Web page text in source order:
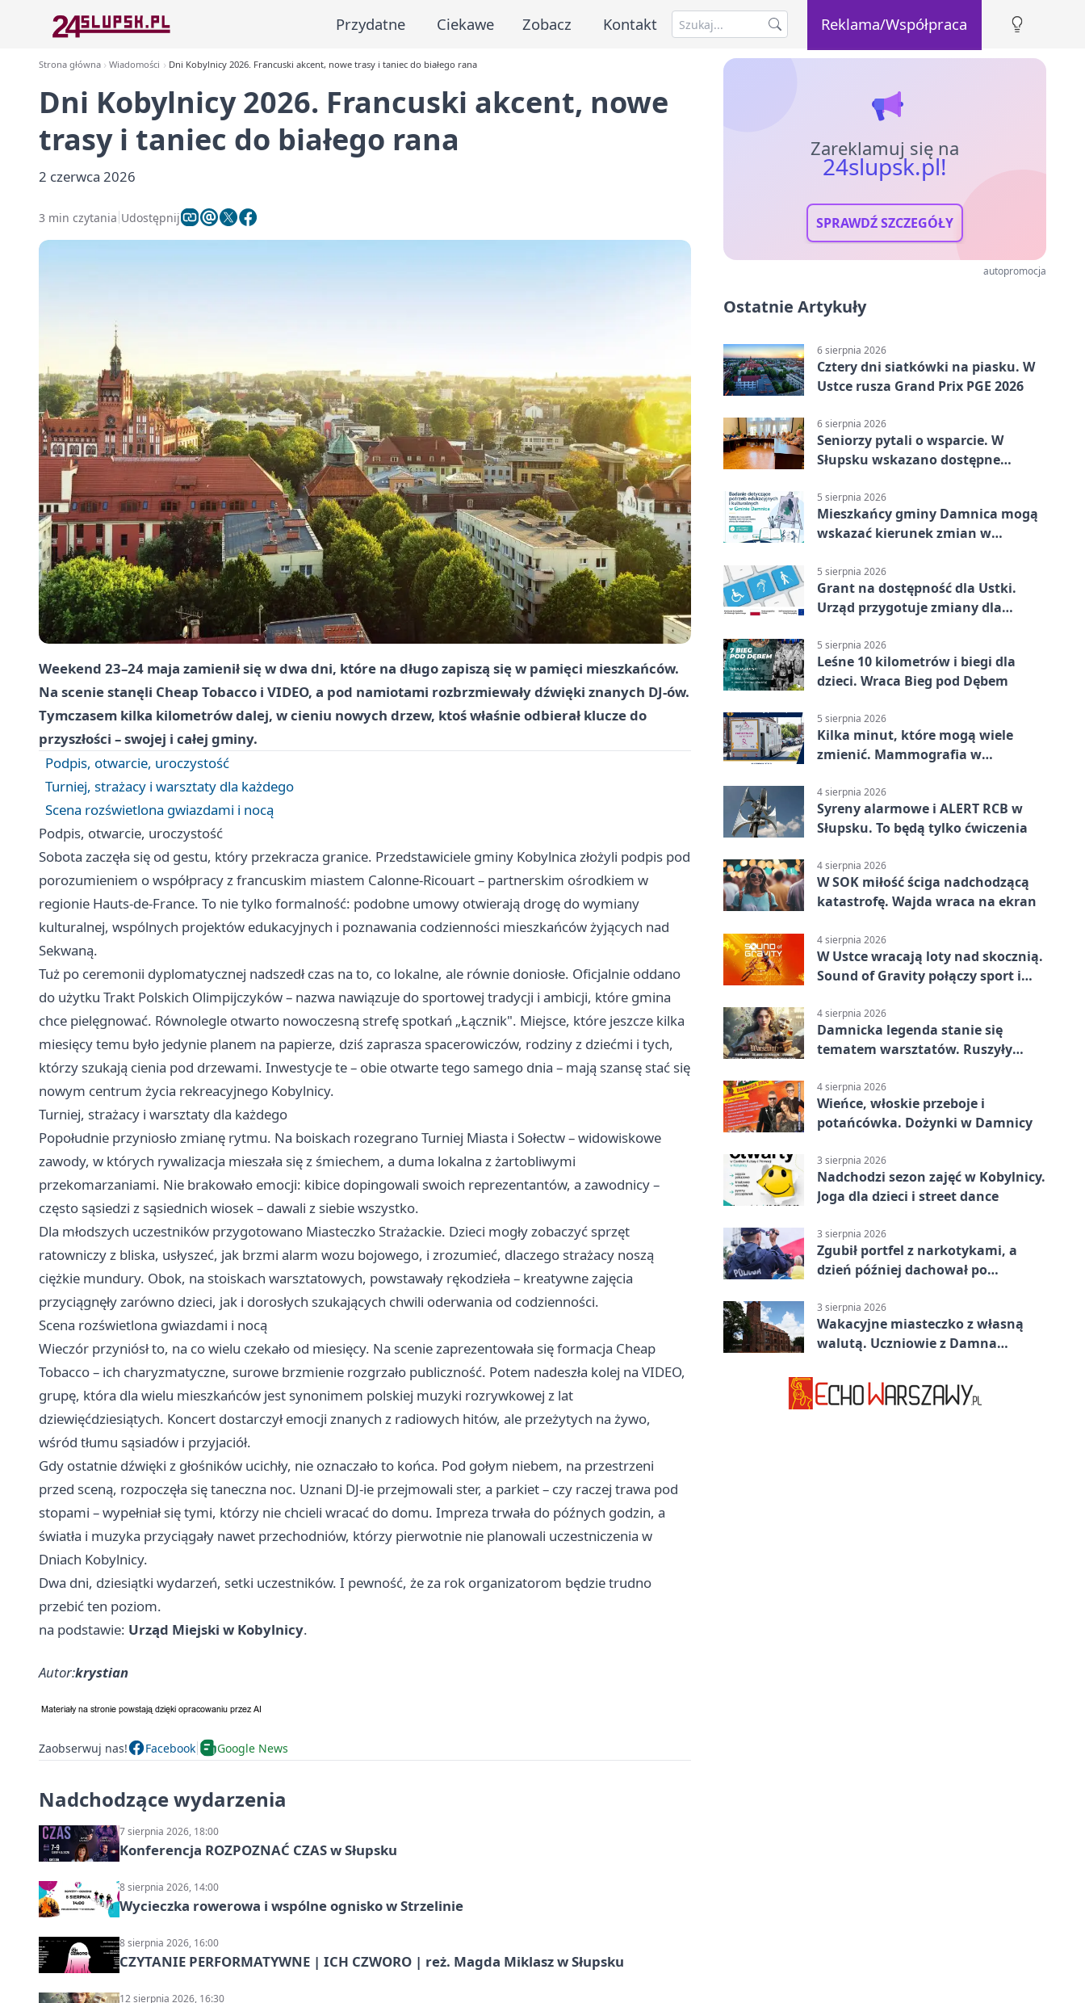
Przydatne Ciekawe Zobacz Kontakt Reklama/Współpraca
Strona główna Wiadomości Dni Kobylnicy 2026. Francuski akcent, nowe trasy i taniec do białego rana
Dni Kobylnicy 2026. Francuski akcent, nowe
trasy i taniec do białego rana
2 czerwca 2026
3 min czytania Udostępnij
Weekend 23–24 maja zamienił się w dwa dni, które na długo zapiszą się w pamięci mieszkańców.
Na scenie stanęli Cheap Tobacco i VIDEO, a pod namiotami rozbrzmiewały dźwięki znanych DJ-ów.
Tymczasem kilka kilometrów dalej, w cieniu nowych drzew, ktoś właśnie odbierał klucze do
przyszłości – swojej i całej gminy.
Podpis, otwarcie, uroczystość
Turniej, strażacy i warsztaty dla każdego
Scena rozświetlona gwiazdami i nocą
Podpis, otwarcie, uroczystość
Sobota zaczęła się od gestu, który przekracza granice. Przedstawiciele gminy Kobylnica złożyli podpis pod
porozumieniem o współpracy z francuskim miastem Calonne-Ricouart – partnerskim ośrodkiem w
regionie Hauts-de-France. To nie tylko formalność: podobne umowy otwierają drogę do wymiany
kulturalnej, wspólnych projektów edukacyjnych i poznawania codzienności mieszkańców żyjących nad
Sekwaną.
Tuż po ceremonii dyplomatycznej nadszedł czas na to, co lokalne, ale równie doniosłe. Oficjalnie oddano
do użytku Trakt Polskich Olimpijczyków – nazwa nawiązuje do sportowej tradycji i ambicji, które gmina
chce pielęgnować. Równolegle otwarto nowoczesną strefę spotkań „Łącznik". Miejsce, które jeszcze kilka
miesięcy temu było jedynie planem na papierze, dziś zaprasza spacerowiczów, rodziny z dziećmi i tych,
którzy szukają cienia pod drzewami. Inwestycje te – obie otwarte tego samego dnia – mają szansę stać się
nowym centrum życia rekreacyjnego Kobylnicy.
Turniej, strażacy i warsztaty dla każdego
Popołudnie przyniosło zmianę rytmu. Na boiskach rozegrano Turniej Miasta i Sołectw – widowiskowe
zawody, w których rywalizacja mieszała się z śmiechem, a duma lokalna z żartobliwymi
przekomarzaniami. Nie brakowało emocji: kibice dopingowali swoich reprezentantów, a zawodnicy –
często sąsiedzi z sąsiednich wiosek – dawali z siebie wszystko.
Dla młodszych uczestników przygotowano Miasteczko Strażackie. Dzieci mogły zobaczyć sprzęt
ratowniczy z bliska, usłyszeć, jak brzmi alarm wozu bojowego, i zrozumieć, dlaczego strażacy noszą
ciężkie mundury. Obok, na stoiskach warsztatowych, powstawały rękodzieła – kreatywne zajęcia
przyciągnęły zarówno dzieci, jak i dorosłych szukających chwili oderwania od codzienności.
Scena rozświetlona gwiazdami i nocą
Wieczór przyniósł to, na co wielu czekało od miesięcy. Na scenie zaprezentowała się formacja Cheap
Tobacco – ich charyzmatyczne, surowe brzmienie rozgrzało publiczność. Potem nadeszła kolej na VIDEO,
grupę, która dla wielu mieszkańców jest synonimem polskiej muzyki rozrywkowej z lat
dziewięćdziesiątych. Koncert dostarczył emocji znanych z radiowych hitów, ale przeżytych na żywo,
wśród tłumu sąsiadów i przyjaciół.
Gdy ostatnie dźwięki z głośników ucichły, nie oznaczało to końca. Pod gołym niebem, na przestrzeni
przed sceną, rozpoczęła się taneczna noc. Uznani DJ-ie przejmowali ster, a parkiet – czy raczej trawa pod
stopami – wypełniał się tymi, którzy nie chcieli wracać do domu. Impreza trwała do późnych godzin, a
światła i muzyka przyciągały nawet przechodniów, którzy pierwotnie nie planowali uczestniczenia w
Dniach Kobylnicy.
Dwa dni, dziesiątki wydarzeń, setki uczestników. I pewność, że za rok organizatorom będzie trudno
przebić ten poziom.
na podstawie: Urząd Miejski w Kobylnicy.
Autor:krystian
Zaobserwuj nas! Facebook Google News
Nadchodzące wydarzenia
7 sierpnia 2026, 18:00
Konferencja ROZPOZNAĆ CZAS w Słupsku
8 sierpnia 2026, 14:00
Wycieczka rowerowa i wspólne ognisko w Strzelinie
8 sierpnia 2026, 16:00
CZYTANIE PERFORMATYWNE | ICH CZWORO | reż. Magda Miklasz w Słupsku
12 sierpnia 2026, 16:30
Zareklamuj się na
24slupsk.pl!
SPRAWDŹ SZCZEGÓŁY
autopromocja
Ostatnie Artykuły
6 sierpnia 2026
Cztery dni siatkówki na piasku. W
Ustce rusza Grand Prix PGE 2026
6 sierpnia 2026
Seniorzy pytali o wsparcie. W
Słupsku wskazano dostępne
5 sierpnia 2026
Mieszkańcy gminy Damnica mogą
wskazać kierunek zmian w
5 sierpnia 2026
Grant na dostępność dla Ustki.
Urząd przygotuje zmiany dla
5 sierpnia 2026
Leśne 10 kilometrów i biegi dla
dzieci. Wraca Bieg pod Dębem
5 sierpnia 2026
Kilka minut, które mogą wiele
zmienić. Mammografia w
4 sierpnia 2026
Syreny alarmowe i ALERT RCB w
Słupsku. To będą tylko ćwiczenia
4 sierpnia 2026
W SOK miłość ściga nadchodzącą
katastrofę. Wajda wraca na ekran
4 sierpnia 2026
W Ustce wracają loty nad skocznią.
Sound of Gravity połączy sport i
4 sierpnia 2026
Damnicka legenda stanie się
tematem warsztatów. Ruszyły
4 sierpnia 2026
Wieńce, włoskie przeboje i
potańcówka. Dożynki w Damnicy
3 sierpnia 2026
Nadchodzi sezon zajęć w Kobylnicy.
Joga dla dzieci i street dance
3 sierpnia 2026
Zgubił portfel z narkotykami, a
dzień później dachował po
3 sierpnia 2026
Wakacyjne miasteczko z własną
walutą. Uczniowie z Damna